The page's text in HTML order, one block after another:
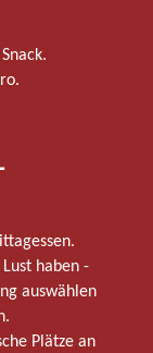
haben -
auswählen
Plätze an